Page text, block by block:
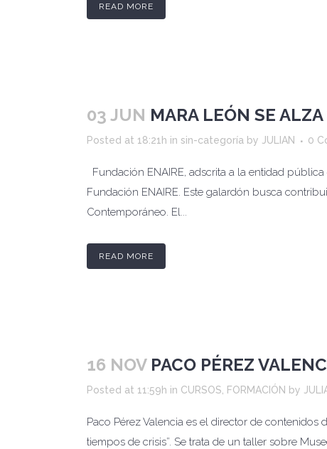
READ MORE
03 JUN MARA LEÓN SE
Posted at 18:21h in sin-categoría by JULIAN 0
Fundación ENAIRE, adscrita a la entidad
Fundación ENAIRE. Este galardón busca
Contemporáneo. El...
READ MORE
16 NOV PACO PÉREZ
Posted at 11:59h in CURSOS FORMACIÓN by
Paco Pérez Valencia es el director de
tiempos de crisis”. Se trata de un taller sobre